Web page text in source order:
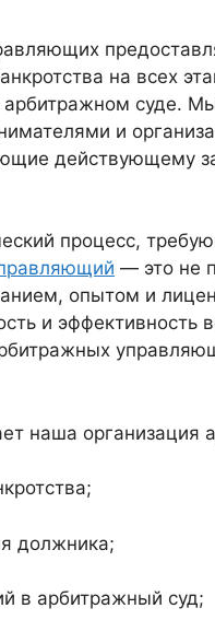
на всех
суде.
и
действующему
процесс,
— это не
опытом и
и эффективность
наша
должника;
в арбитражный суд;